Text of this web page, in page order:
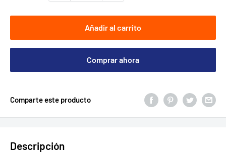
Añadir al carrito
Comprar ahora
Comparte este producto
Descripción